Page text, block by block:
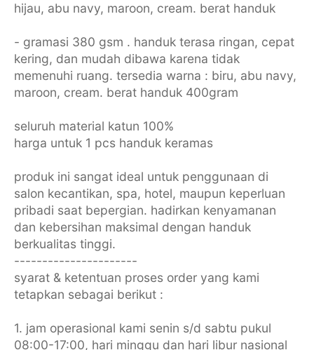
hijau, abu navy, maroon, cream. berat handuk
- gramasi 380 gsm . handuk terasa ringan, cepat
kering, dan mudah dibawa karena tidak
memenuhi ruang. tersedia warna : biru, abu navy,
maroon, cream. berat handuk 400gram
seluruh material katun 100%
harga untuk 1 pcs handuk keramas
produk ini sangat ideal untuk penggunaan di
salon kecantikan, spa, hotel, maupun keperluan
pribadi saat bepergian. hadirkan kenyamanan
dan kebersihan maksimal dengan handuk
berkualitas tinggi.
----------------------
syarat & ketentuan proses order yang kami
tetapkan sebagai berikut :
1. jam operasional kami senin s/d sabtu pukul
08:00-17:00, hari minggu dan hari libur nasional